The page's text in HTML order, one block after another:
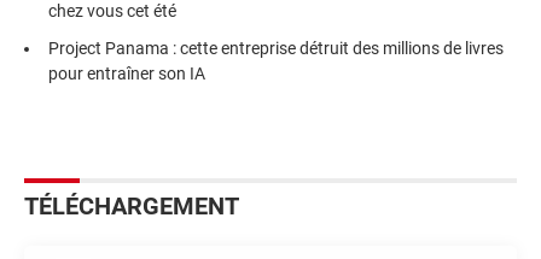
chez vous cet été
Project Panama : cette entreprise détruit des millions de livres
pour entraîner son IA
TÉLÉCHARGEMENT